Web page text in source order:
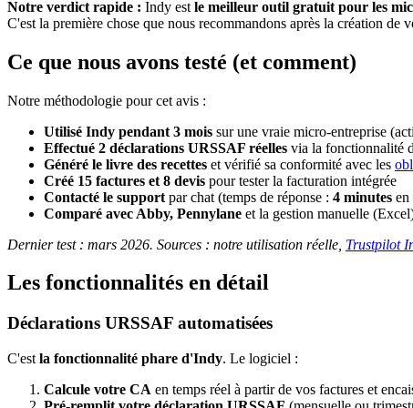
Notre verdict rapide : Indy est le meilleur outil gratuit pour les
C'est la première chose que nous recommandons après la création
Ce que nous avons testé (et comment)
Notre méthodologie pour cet avis :
Utilisé Indy pendant 3 mois sur une vraie micro-entreprise
Effectué 2 déclarations URSSAF réelles via la fonctionnalité
Généré le livre des recettes et vérifié sa conformité avec les
Créé 15 factures et 8 devis pour tester la facturation intégrée
Contacté le support par chat (temps de réponse : 4 minutes en
Comparé avec Abby, Pennylane et la gestion manuelle
Dernier test : mars 2026. Sources : notre utilisation réelle, Trustpilot
Les fonctionnalités en détail
Déclarations URSSAF automatisées
C'est la fonctionnalité phare d'Indy. Le logiciel :
Calcule votre CA en temps réel à partir de vos factures et